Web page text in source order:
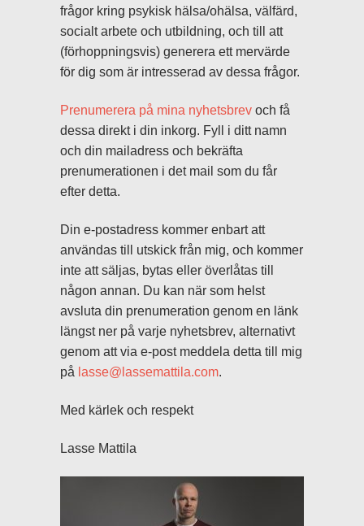
frågor kring psykisk hälsa/ohälsa, välfärd,
socialt arbete och utbildning, och till att
(förhoppningsvis) generera ett mervärde
för dig som är intresserad av dessa frågor.
Prenumerera på mina nyhetsbrev och få
dessa direkt i din inkorg. Fyll i ditt namn
och din mailadress och bekräfta
prenumerationen i det mail som du får
efter detta.
Din e-postadress kommer enbart att
användas till utskick från mig, och kommer
inte att säljas, bytas eller överlåtas till
någon annan. Du kan när som helst
avsluta din prenumeration genom en länk
längst ner på varje nyhetsbrev, alternativt
genom att via e-post meddela detta till mig
på lasse@lassemattila.com.
Med kärlek och respekt
Lasse Mattila